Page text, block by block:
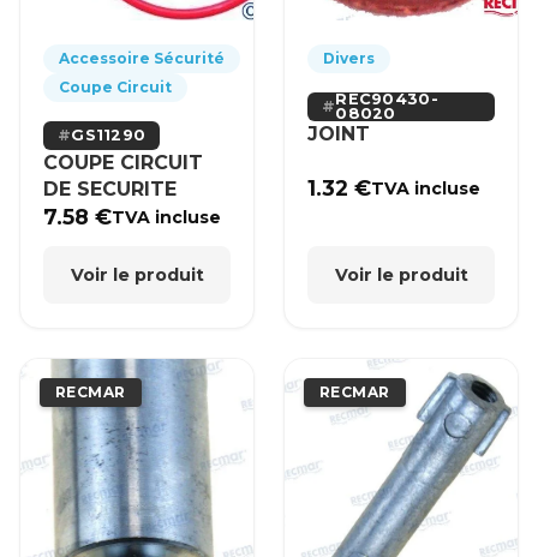
Accessoire Sécurité
Coupe Circuit
GS11290
COUPE CIRCUIT
DE SECURITE
7.58€TVA incluse
Voir le produit
Divers
REC90430-
08020
JOINT
1.32€TVA incluse
Voir le produit
RECMAR RECMAR